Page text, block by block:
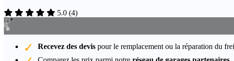
5.0 (4)
Recevez des devis pour le remplacement ou la réparation du